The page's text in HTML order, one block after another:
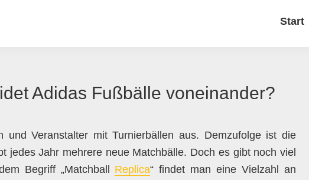
Start
Adidas Fußbälle voneinander?
und Veranstalter mit Turnierbällen aus. Demzufolge ist die
jedes Jahr mehrere neue Matchbälle. Doch es gibt noch viel
Begriff „Matchball Replica“ findet man eine Vielzahl an